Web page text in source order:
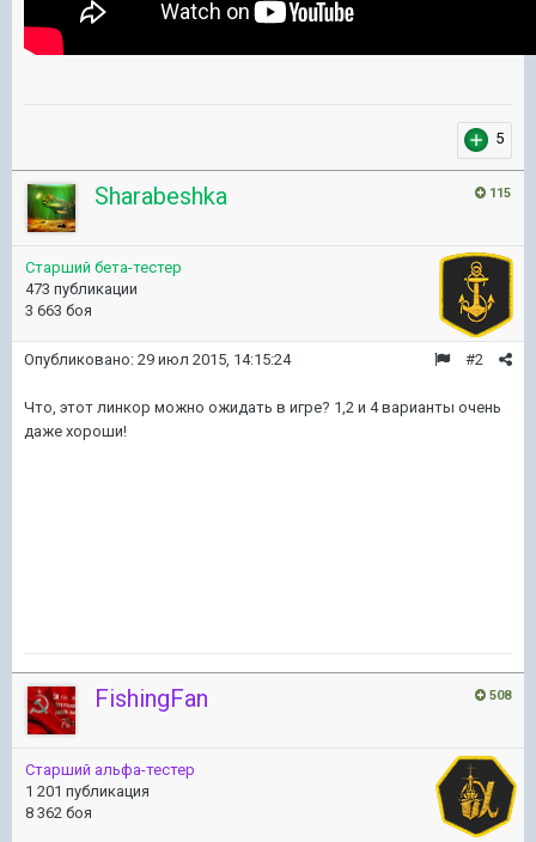
5
115
Sharabeshka
Старший бета-тестер
473 публикации
3 663 боя
#2
Опубликовано: 29 июл 2015, 14:15:24
Что, этот линкор можно ожидать в игре? 1,2 и 4 варианты очень
даже хороши!
508
FishingFan
Старший альфа-тестер
1 201 публикация
8 362 боя